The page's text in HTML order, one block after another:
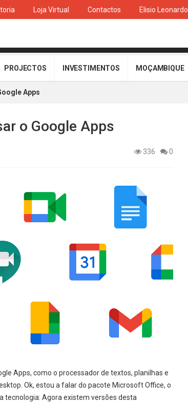
Loja Virtual Contactos Elisio Leonardo
PROJECTOS INVESTIMENTOS MOÇAMBIQUE
Apps
o Google Apps
336 0
Apps, como o processador de textos, planilhas e
Ok, estou a falar do pacote Microsoft Office, o
tecnologia: Agora existem versões desta